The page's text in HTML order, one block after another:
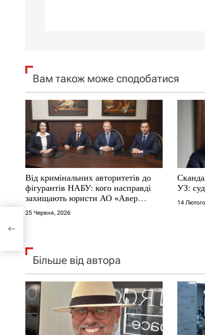
ц
і
я
а
п
и
с
і
в
Вам також може сподобатися
Від кримінальних авторитетів до
фігурантів НАБУ: кого насправді
захищають юристи АО «Авер
Лекс», старшим партнером якого є
адвокат Януковича Віталій Сердюк
25 Червня, 2026
УЗ:
14
Більше від автора